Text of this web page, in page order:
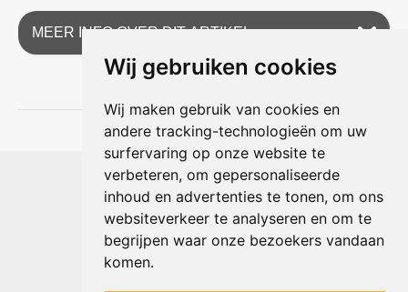
Wij gebruiken cookies
Wij maken gebruik van cookies en
andere tracking-technologieën om uw
surfervaring op onze website te
verbeteren, om gepersonaliseerde
inhoud en advertenties te tonen, om ons
websiteverkeer te analyseren en om te
begrijpen waar onze bezoekers vandaan
komen.
MEER INFO OVER DIT ARTIKEL
Shophouse online
Max Planckstraat 4
6716 BE Ede, Nederland
Telefoon:+31(0)318 618 121
E-mail: info@shophouse.nl
Geopend: ma t/m vr 09:00-17:00 uur